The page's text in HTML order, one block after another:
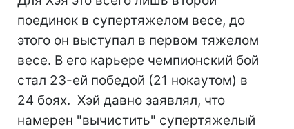
поединок в супертяжелом весе, до
этого он выступал в первом тяжелом
весе. В его карьере чемпионский бой
стал 23-ей победой (21 нокаутом) в
24 боях. Хэй давно заявлял, что
намерен "вычистить" супертяжелый